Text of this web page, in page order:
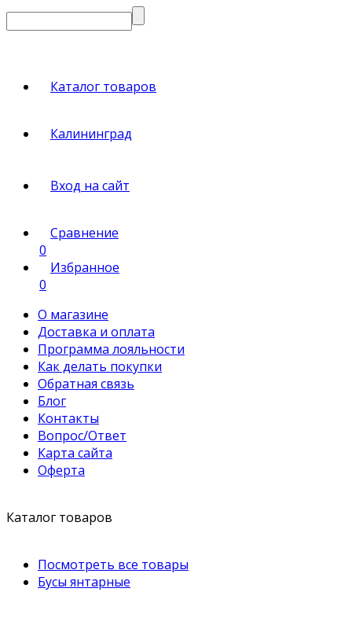
Каталог товаров
Калининград
Вход на сайт
Сравнение
0
Избранное
0
О магазине
Доставка и оплата
Программа лояльности
Как делать покупки
Обратная связь
Блог
Контакты
Вопрос/Ответ
Карта сайта
Оферта
Каталог товаров
Посмотреть все товары
Бусы янтарные